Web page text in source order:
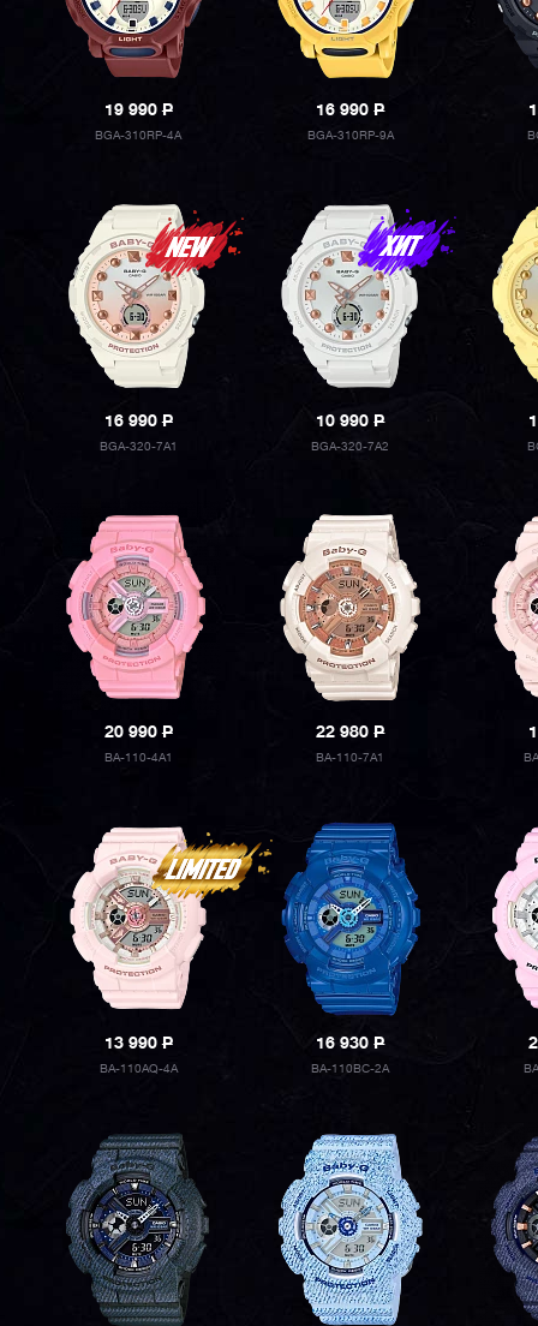
19 990P
BGA-310RP-4A
16 990P
BGA-310RP-9A
16 990P
BGA-320-7A1
10 990P
BGA-320-7A2
20 990P
BA-110-4A1
22 980P
BA-110-7A1
13 990P
BA-110AQ-4A
16 930P
BA-110BC-2A